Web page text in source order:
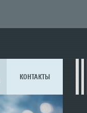
КОНТАКТЫ